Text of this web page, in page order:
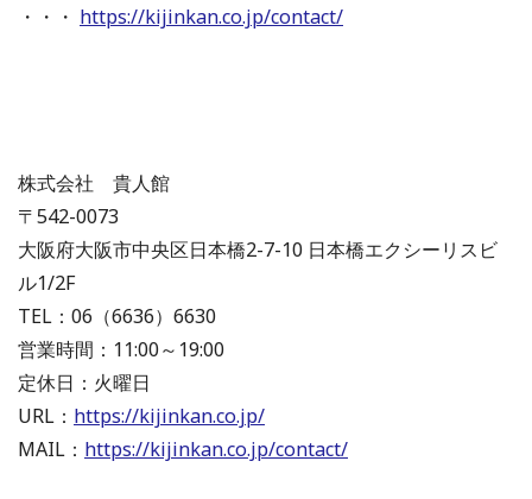
・・・ https://kijinkan.co.jp/contact/
株式会社 貴人館
〒542-0073
大阪府大阪市中央区日本橋2-7-10 日本橋エクシーリスビ
ル1/2F
TEL：06（6636）6630
営業時間：11:00～19:00
定休日：火曜日
URL： https://kijinkan.co.jp/
MAIL： https://kijinkan.co.jp/contact/